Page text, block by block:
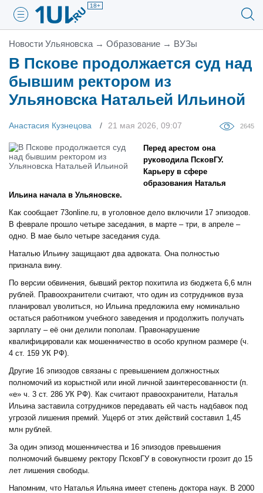
18+
Новости Ульяновска → Образование → ВУЗы
В Пскове продолжается суд над
бывшим ректором из
Ульяновска Натальей Ильиной
Анастасия Кузнецова 21 мая 2026, 09:07 2645
Перед арестом она
руководила ПсковГУ.
Карьеру в сфере
образования Наталья
Ильина начала в Ульяновске.
Как сообщает 73online.ru, в уголовное дело включили 17 эпизодов.
В феврале прошло четыре заседания, в марте – три, в апреле –
одно. В мае было четыре заседания суда.
Наталью Ильину защищают два адвоката. Она полностью
признала вину.
По версии обвинения, бывший ректор похитила из бюджета 6,6 млн
рублей. Правоохранители считают, что один из сотрудников вуза
планировал уволиться, но Ильина предложила ему номинально
остаться работником учебного заведения и продолжить получать
зарплату – её они делили пополам. Правонарушение
квалифицировали как мошенничество в особо крупном размере (ч.
4 ст. 159 УК РФ).
Другие 16 эпизодов связаны с превышением должностных
полномочий из корыстной или иной личной заинтересованности (п.
«е» ч. 3 ст. 286 УК РФ). Как считают правоохранители, Наталья
Ильина заставила сотрудников передавать ей часть надбавок под
угрозой лишения премий. Ущерб от этих действий составил 1,45
млн рублей.
За один эпизод мошенничества и 16 эпизодов превышения
полномочий бывшему ректору ПсковГУ в совокупности грозит до 15
лет лишения свободы.
Напомним, что Наталья Ильяна имеет степень доктора наук. В 2000